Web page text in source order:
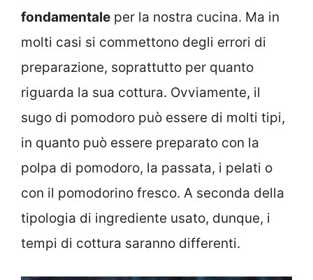
fondamentale per la nostra cucina. Ma in
molti casi si commettono degli errori di
preparazione, soprattutto per quanto
riguarda la sua cottura. Ovviamente, il
sugo di pomodoro può essere di molti tipi,
in quanto può essere preparato con la
polpa di pomodoro, la passata, i pelati o
con il pomodorino fresco. A seconda della
tipologia di ingrediente usato, dunque, i
tempi di cottura saranno differenti.